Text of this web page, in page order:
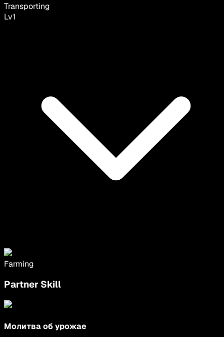
Transporting
Lv1
Farming
Partner Skill
Молитва об урожае